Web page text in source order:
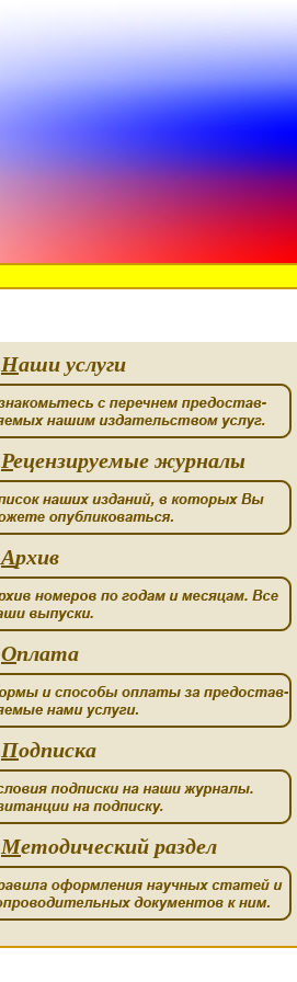
Наши услуги
Рецензируемые журналы
Архив
Оплата
Подписка
Методический раздел